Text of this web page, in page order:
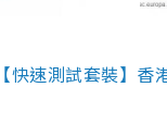
快速測試套裝】